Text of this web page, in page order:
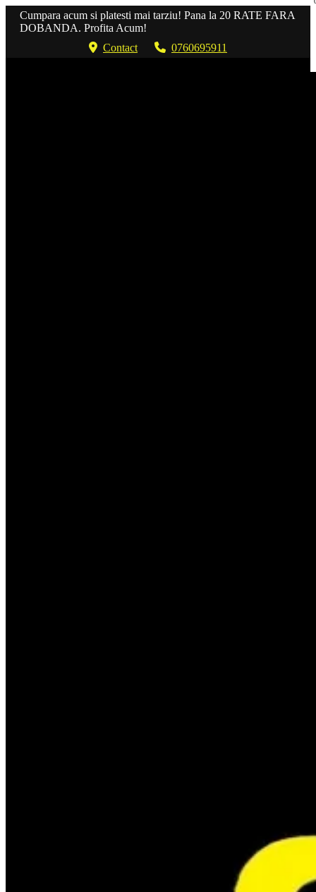
Cumpara acum si platesti mai tarziu! Pana la 20 RATE FARA
DOBANDA. Profita Acum!
Contact
0760695911